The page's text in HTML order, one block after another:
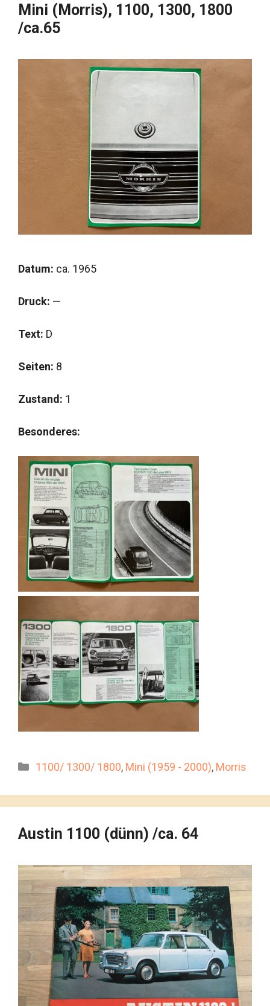
Mini (Morris), 1100, 1300, 1800
/ca.65
Datum: ca. 1965
Druck: —
Text: D
Seiten: 8
Zustand: 1
Besonderes:
Kategorien
1100/ 1300/ 1800, Mini (1959 - 2000), Morris
Austin 1100 (dünn) /ca. 64